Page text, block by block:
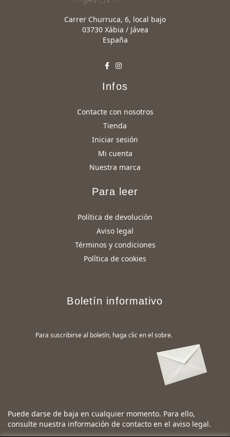
Carrer Churruca, 6, local bajo
03730 Xàbia / Jávea
España
Infos
Contacte con nosotros
Tienda
Iniciar sesión
Mi cuenta
Nuestra marca
Para leer
Política de devolución
Aviso legal
Términos y condiciones
Política de cookies
Boletín informativo
Para suscribirse al boletín, haga clic en el sobre.
Puede darse de baja en cualquier momento. Para ello,
consulte nuestra información de contacto en el aviso legal.